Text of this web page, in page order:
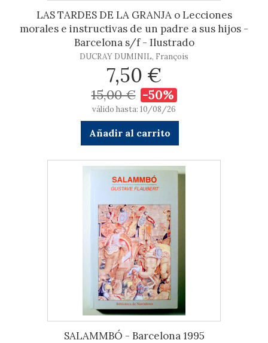
LAS TARDES DE LA GRANJA o Lecciones
morales e instructivas de un padre a sus hijos -
Barcelona s/f - Ilustrado
DUCRAY DUMINIL, François
7,50 €
15,00 € -50%
válido hasta: 10/08/26
Añadir al carrito
SALAMMBÓ - Barcelona 1995